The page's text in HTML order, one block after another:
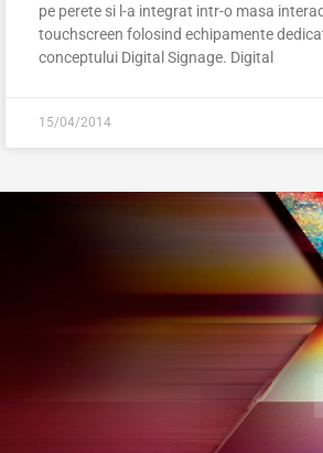
pe perete si l-a integrat intr-o masa
touchscreen folosind echipamente
conceptului Digital Signage. Digital
15/04/2014